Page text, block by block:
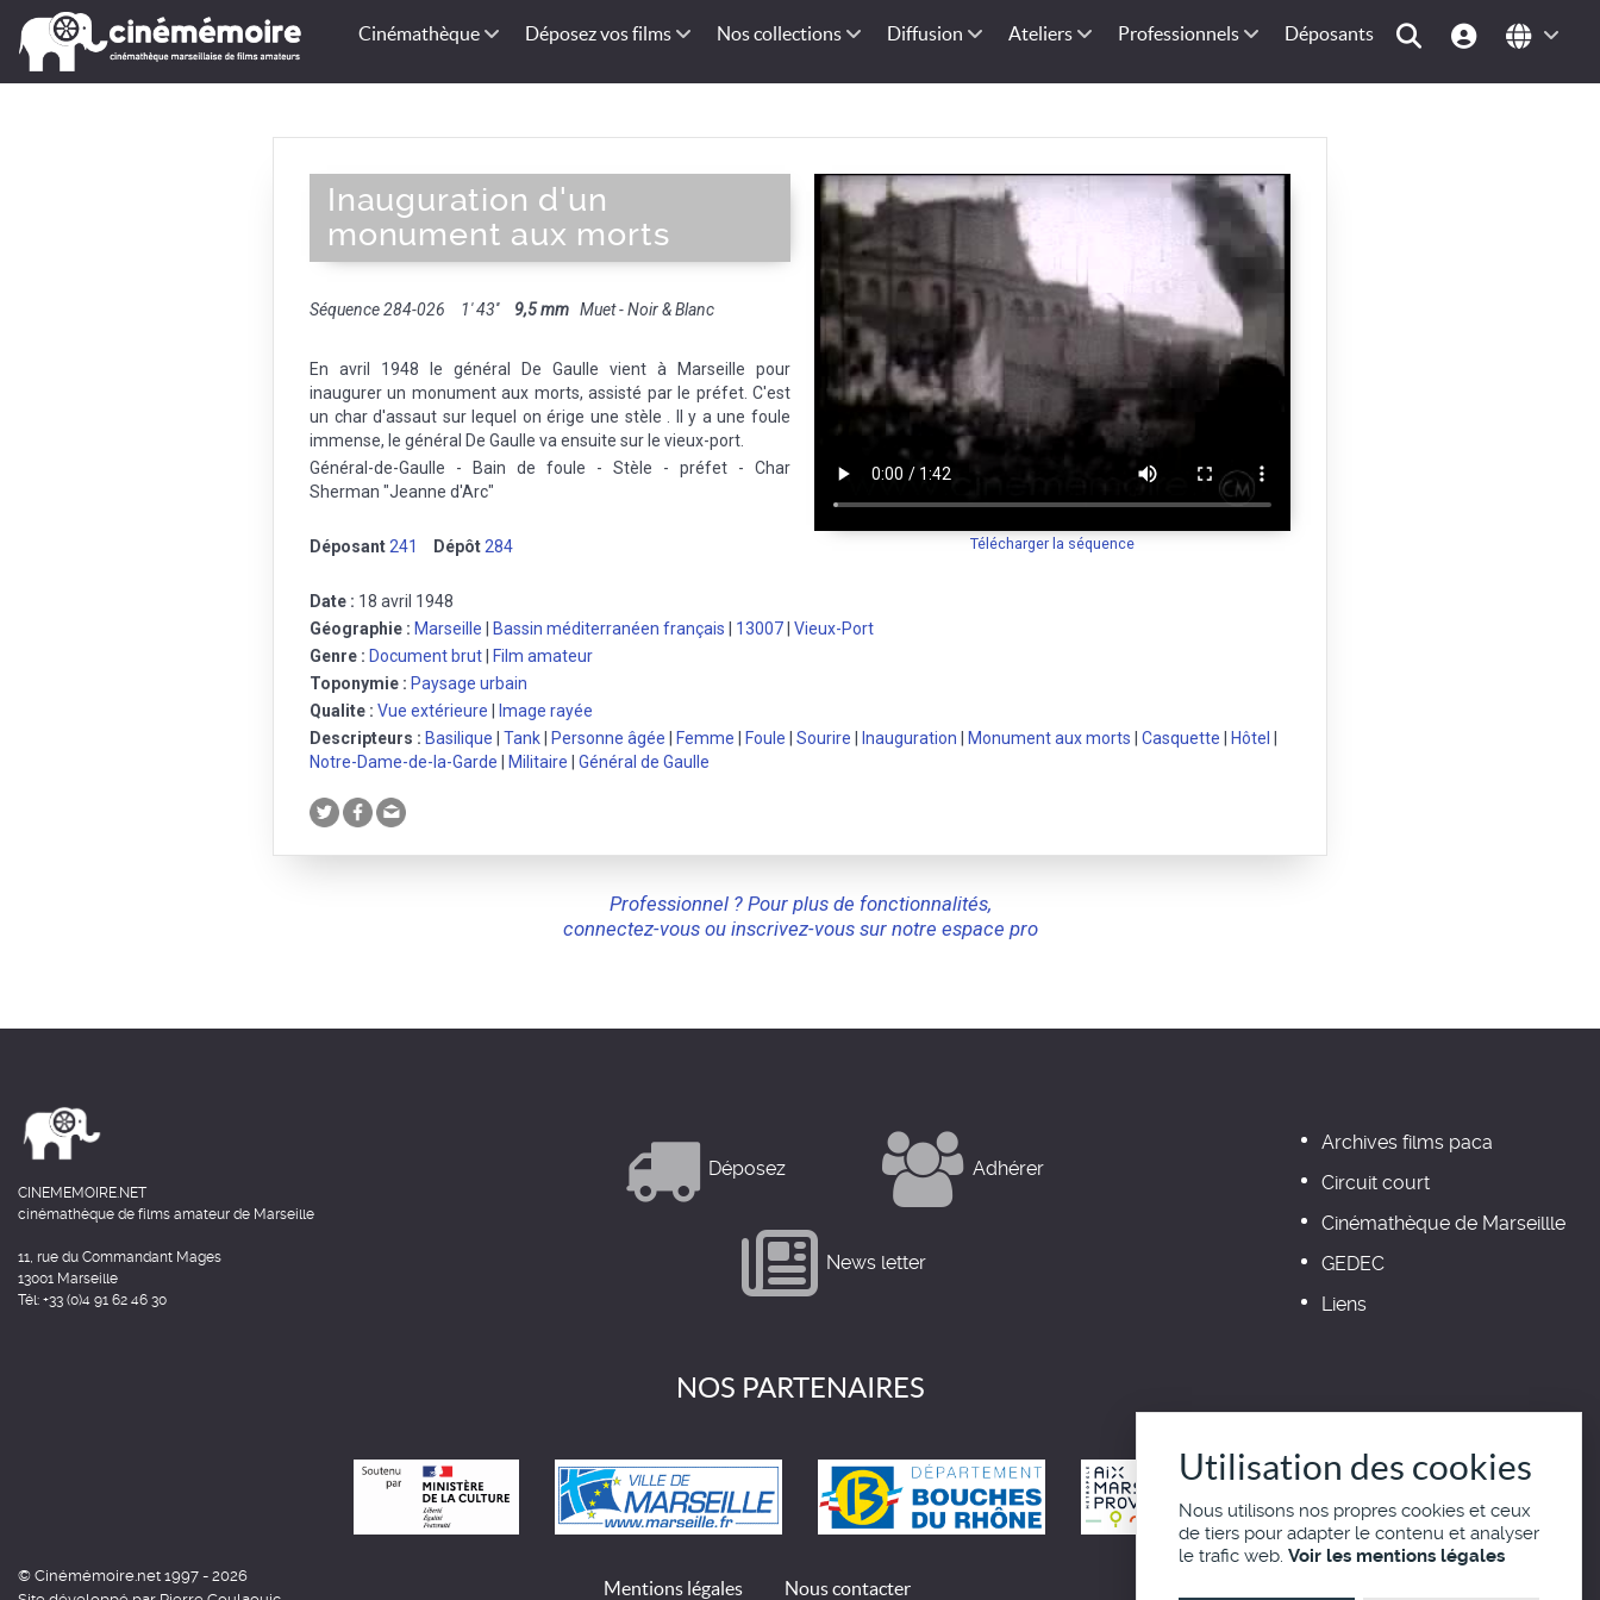
Cinémathèque Déposez vos films Nos collections Diffusion Ateliers Professionnels Déposants
Télécharger la séquence
Inauguration d'un
monument aux morts
Séquence 284-026 1' 43'' 9,5 mm Muet - Noir & Blanc
En avril 1948 le général De Gaulle vient à Marseille pour
inaugurer un monument aux morts, assisté par le préfet. C'est
un char d'assaut sur lequel on érige une stèle . Il y a une foule
immense, le général De Gaulle va ensuite sur le vieux-port.
Général-de-Gaulle - Bain de foule - Stèle - préfet - Char
Sherman "Jeanne d'Arc"
Déposant 241 Dépôt 284
Date : 18 avril 1948
Géographie : Marseille Bassin méditerranéen français 13007 Vieux-Port
Genre : Document brut
Film amateur
Toponymie : Paysage urbain
Qualite : Vue extérieure
Image rayée
Descripteurs : Basilique Tank Personne âgée Femme Foule Sourire Inauguration Monument aux morts Casquette Hôtel
Notre-Dame-de-la-Garde
Militaire Général de Gaulle
Professionnel ? Pour plus de fonctionnalités,
connectez-vous ou inscrivez-vous sur notre espace pro
CINEMEMOIRE.NET
cinémathèque de films amateur de Marseille
11, rue du Commandant Mages
13001 Marseille
Tél: +33 (0)4 91 62 46 30
Déposez Adhérer
News letter
Archives films paca
Circuit court
Cinémathèque de Marseillle
GEDEC
Liens
NOS PARTENAIRES
© Cinémémoire.net 1997 - 2026
Mentions légales Nous contacter
Utilisation des cookies
Nous utilisons nos propres cookies et ceux
de tiers pour adapter le contenu et analyser
le trafic web. Voir les mentions légales